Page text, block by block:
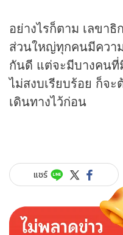
อย่างไรก็ตาม เลขา
ส่วนใหญ่ทุกคนมีควา
กันดี แต่จะมีบางคนที่
ไม่สงบเรียบร้อย ก็จ
เดินทางไว้ก่อน
แชร์